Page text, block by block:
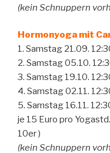
(kein Schnuppern
Hormonyoga mit
1. Samstag 21.09.
2. Samstag 05.10.
3. Samstag 19.10.
4. Samstag 02.11.
5. Samstag 16.11.
je 15 Euro pro
10er )
(kein Schnuppern